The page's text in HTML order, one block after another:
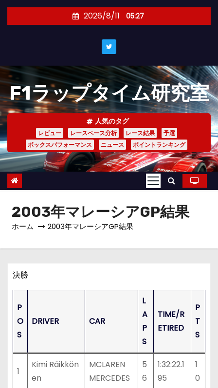
キ
ッ
プ
2026/8/11 05:27
F1ラップタイム研究室
人気のタグ
レビュー レースペース分析 レース結果
予選
ボックスパフォーマンス
ニュース ポイントランキング
2003年マレーシアGP結果
ホーム 2003年マレーシアGP結果
決勝
P
O
S
DRIVER CAR
L
A
P
S
TIME/R
ETIRED
P
T
S
1
Kimi Räikkön
en
MCLAREN
MERCEDES
5
6
1:32:22.1
95
1
0